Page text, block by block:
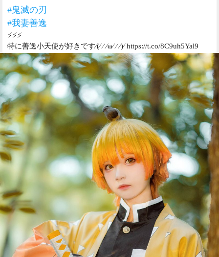
#鬼滅の刃
#我妻善逸
⚡️⚡️⚡️
特に善逸小天使が好きです⁄(⁄ ⁄ ⁄ω⁄ ⁄ ⁄)⁄ https://t.co/8C9uh5Yal9